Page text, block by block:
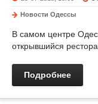
Новости Одессы
В самом центре
открывшийся
Подробнее